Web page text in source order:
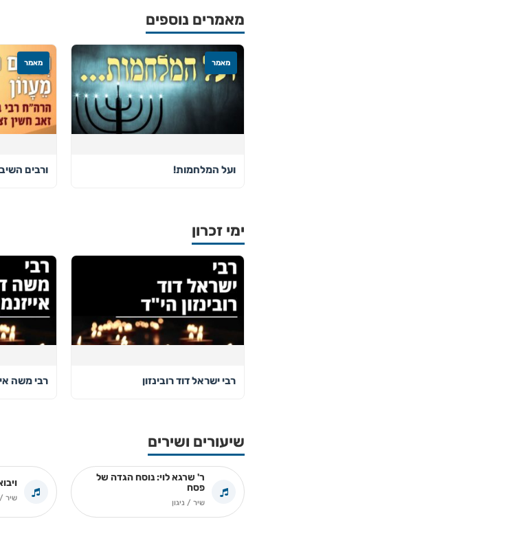
מאמרים נוספים
מאמר
ועל המלחמות!
מאמר
ורבים השיב
ימי זכרון
רבי ישראל דוד רובינזון רבי משה
שיעורים ושירים
ר' שרגא לוי: נוסח הגדה של
פסח
שיר / ניגון
שיר /